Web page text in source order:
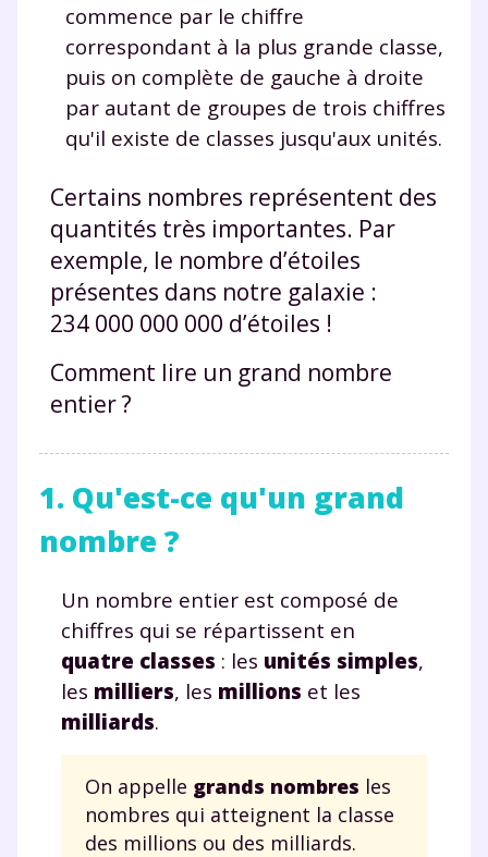
commence par le chiffre
correspondant à la plus grande classe,
puis on complète de gauche à droite
par autant de groupes de trois chiffres
qu'il existe de classes jusqu'aux unités.
Certains nombres représentent des
quantités très importantes. Par
exemple, le nombre d’étoiles
présentes dans notre galaxie :
234 000 000 000 d’étoiles !
Comment lire un grand nombre
entier ?
1. Qu'est-ce qu'un grand
nombre ?
Un nombre entier est composé de
chiffres qui se répartissent en
quatre classes : les unités simples,
les milliers, les millions et les
milliards.
On appelle grands nombres les
nombres qui atteignent la classe
des millions ou des milliards.